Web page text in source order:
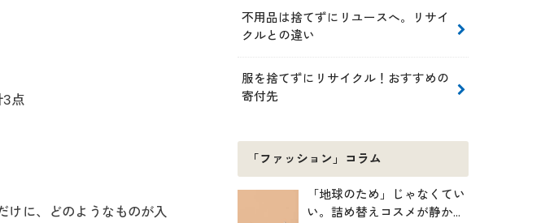
3点
けに、どのようなものが入
不用品は捨てずにリユースへ。リサイ
クルとの違い
服を捨てずにリサイクル！おすすめの
寄付先
「ファッション」コラム
「地球のため」じゃなくてい
い。詰め替えコスメが静かに